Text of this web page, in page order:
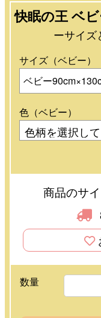
快眠の王 ベ
ーサイズ
サイズ（ベビー）
ベビー
色（ベビー）
商品のサ
数量